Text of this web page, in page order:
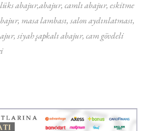
lüks abajurabajur camlı abajur eskitme
masa lambası salon aydınlatması
siyah şapkalı abajur cam gövdeli